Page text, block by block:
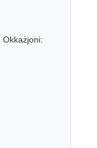
Okkażjoni: